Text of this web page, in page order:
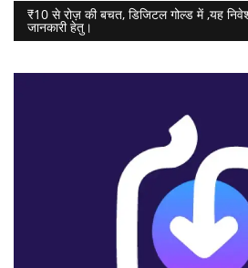
₹10 से रोज़ की बचत, डिजिटल गोल्ड में ,यह
जानकारी हेतु।